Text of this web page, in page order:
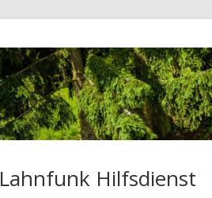
Lahnfunk Hilfsdienst